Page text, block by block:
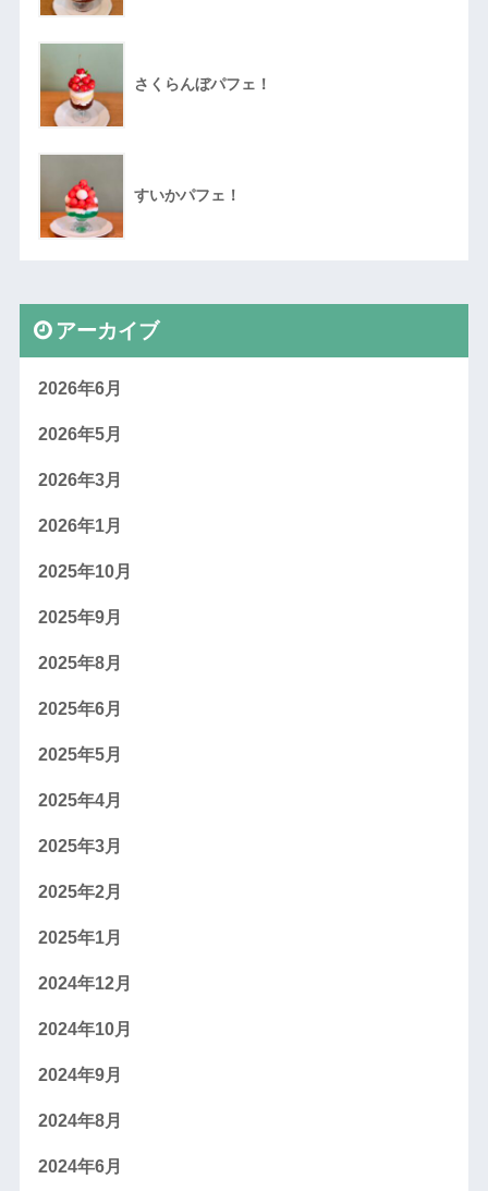
さくらんぼパフェ！
すいかパフェ！
アーカイブ
2026年6月
2026年5月
2026年3月
2026年1月
2025年10月
2025年9月
2025年8月
2025年6月
2025年5月
2025年4月
2025年3月
2025年2月
2025年1月
2024年12月
2024年10月
2024年9月
2024年8月
2024年6月